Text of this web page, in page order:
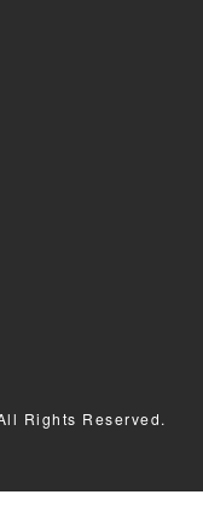
Rights Reserved.